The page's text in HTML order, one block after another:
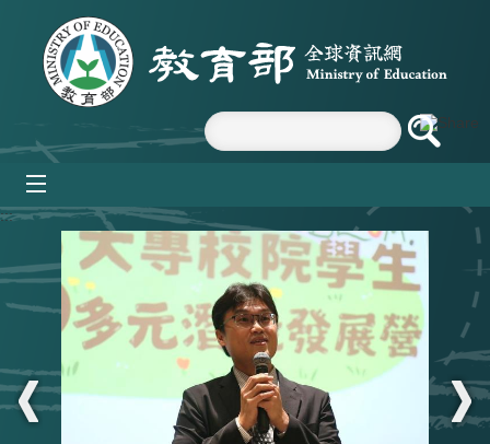
跳到主要內容區塊
:::